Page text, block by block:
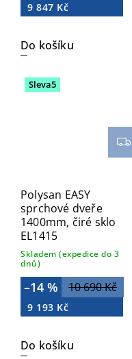
9 847 Kč
Do košíku
Sleva5
Polysan EASY
sprchové dveře
1400mm, čiré sklo
EL1415
Skladem (expedice do 3
dnů)
10 690 Kč
–14 %
9 193 Kč
Do košíku